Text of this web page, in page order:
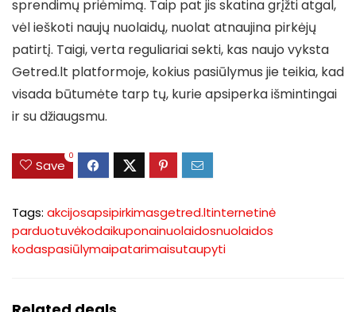
sprendimų priėmimą. Taip pat jis skatina grįžti atgal,
vėl ieškoti naujų nuolaidų, nuolat atnaujina pirkėjų
patirtį. Taigi, verta reguliariai sekti, kas naujo vyksta
Getred.lt platformoje, kokius pasiūlymus jie teikia, kad
visada būtumėte tarp tų, kurie apsiperka išmintingai
ir su džiaugsmu.
Save
0
Tags: akcijosapsipirkimasgetred.ltinternetinė
parduotuvėkodaikuponainuolaidosnuolaidos
kodaspasiūlymaipatarimaisutaupyti